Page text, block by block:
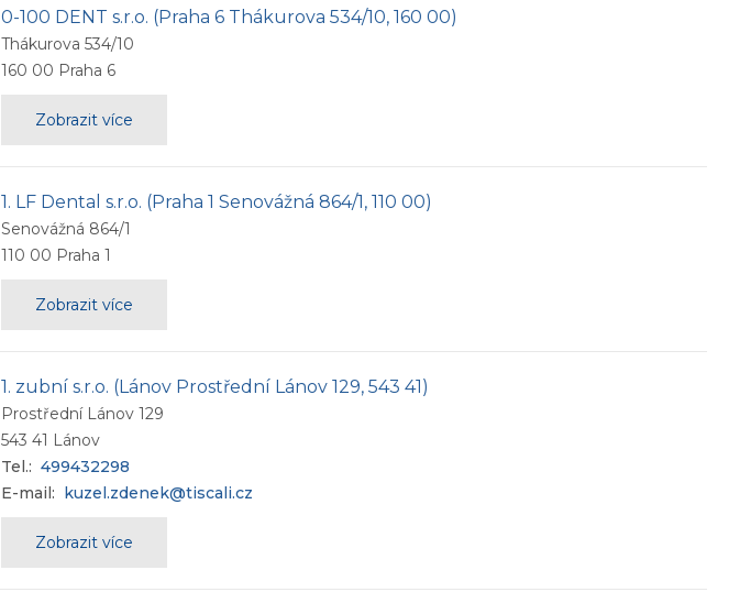
0-100 DENT s.r.o. (Praha 6 Thákurova 534/10, 160 00)
Thákurova 534/10
160 00 Praha 6
Zobrazit více
1. LF Dental s.r.o. (Praha 1 Senovážná 864/1, 110 00)
Senovážná 864/1
110 00 Praha 1
Zobrazit více
1. zubní s.r.o. (Lánov Prostřední Lánov 129, 543 41)
Prostřední Lánov 129
543 41 Lánov
Tel.: 499432298
E-mail: kuzel.zdenek@tiscali.cz
Zobrazit více